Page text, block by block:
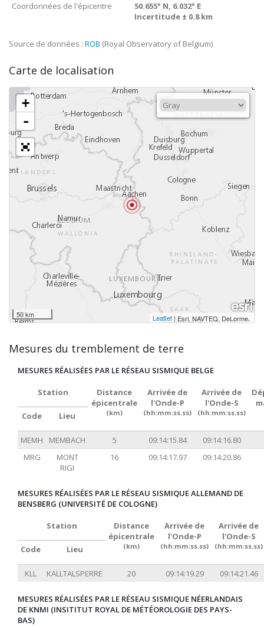
Coordonnées de l'épicentre
50.655° N, 6.032° E
Incertitude ± 0.8 km
Source de données : ROB (Royal Observatory of Belgium)
Carte de localisation
+
-
50 km Leaflet | Esri, NAVTEQ, DeLorme,
Mesures du tremblement de terre
MESURES RÉALISÉES PAR LE RÉSEAU SISMIQUE BELGE
Station
Distance
épicentrale
(km)
Arrivée de
l'Onde-P
(hh:mm:ss.ss)
Arrivée de
l'Onde-S
(hh:mm:ss.ss)
Code
Lieu
MEMH MEMBACH 5 09:14:15.84
09:14:16.80
MRG
MONT
RIGI
16 09:14:17.97 09:14:20.86
MESURES RÉALISÉES PAR LE RÉSEAU SISMIQUE ALLEMAND DE
BENSBERG (UNIVERSITÉ DE COLOGNE)
Station
Distance
épicentrale
(km)
Arrivée de
l'Onde-P
(hh:mm:ss.ss)
Arrivée de
l'Onde-S
(hh:mm:ss.ss)
Code Lieu
KLL KALLTALSPERRE 20 09:14:19.29 09:14:21.46
MESURES RÉALISÉES PAR LE RÉSEAU SISMIQUE NÉERLANDAIS
DE KNMI (INSITITUT ROYAL DE MÉTÉOROLOGIE DES PAYS-
BAS)